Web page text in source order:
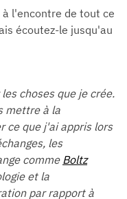
à l'encontre de tout ce
écoutez-le jusqu'au
choses que je crée.
mettre à la
ce que j'ai appris lors
les
comme Boltz
et la
par rapport à